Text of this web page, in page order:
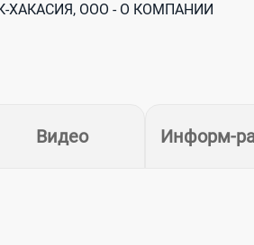
ХАКАСИЯ, ООО - О КОМПАНИИ
Видео Информ-